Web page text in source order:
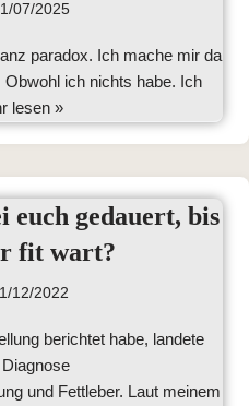
07/2025
paradox. Ich mache mir da
ich nichts habe. Ich
lesen »
euch gedauert, bis
fit wart?
12/2022
berichtet habe, landete
und Fettleber. Laut meinem